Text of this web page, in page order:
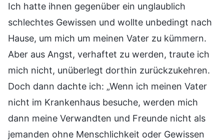
Ich hatte ihnen gegenüber ein unglaublich
schlechtes Gewissen und wollte unbedingt nach
Hause, um mich um meinen Vater zu kümmern.
Aber aus Angst, verhaftet zu werden, traute ich
mich nicht, unüberlegt dorthin zurückzukehren.
Doch dann dachte ich: „Wenn ich meinen Vater
nicht im Krankenhaus besuche, werden mich
dann meine Verwandten und Freunde nicht als
jemanden ohne Menschlichkeit oder Gewissen